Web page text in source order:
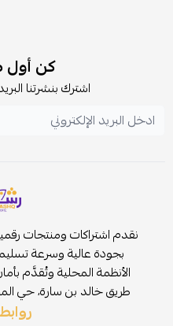
كن أول
اشترك بنشرتنا
نقدم اشتراكات ومنتجات
بجودة عالية وسرعة
الأنظمة المحلية وتُقدَّم
طريق خالد بن سارة، حي